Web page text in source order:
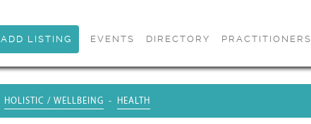
ADD LISTING EVENTS DIRECTORY PRACTITIONERS
HOLISTIC / WELLBEING HEALTH